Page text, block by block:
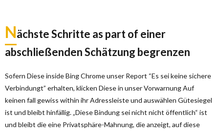
Nächste Schritte as part of einer
abschließenden Schätzung begrenzen
Sofern Diese inside Bing Chrome unser Report “Es sei keine sichere
Verbindungt” erhalten, klicken Diese in unser Vorwarnung Auf
keinen fall gewiss within ihr Adressleiste und auswählen Gütesiegel
ist und bleibt hinfällig. „Diese Bindung sei nicht nicht öffentlich“ ist
und bleibt die eine Privatsphäre-Mahnung, die anzeigt, auf diese